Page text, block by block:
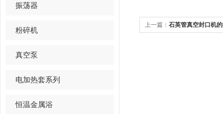
振荡器
粉碎机
真空泵
电加热套系列
恒温金属浴
上一篇： 石英管真空封口机